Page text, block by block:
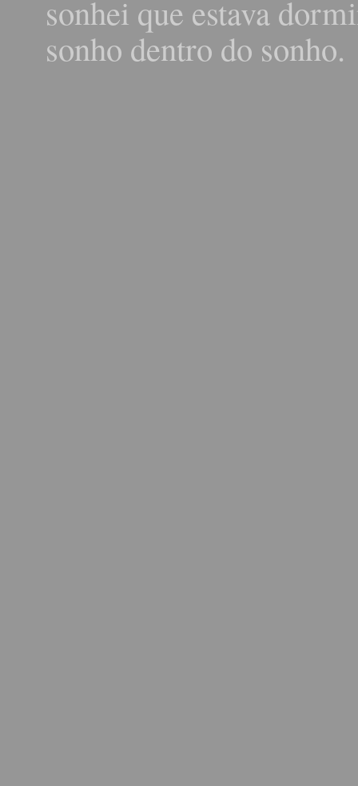
sonhei que estava
sonho dentro do sonho.